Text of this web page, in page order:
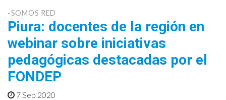
-SOMOS RED
Piura: docentes de la región en
webinar sobre iniciativas
pedagógicas destacadas por el
FONDEP
7 Sep 2020